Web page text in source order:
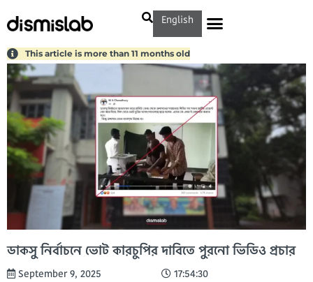
English
This article is more than 11 months old
ডাকসু নির্বাচনে ভোট কারচুপির দাবিতে পুরনো ভিডিও প্রচার
September 9, 2025 17:54:30